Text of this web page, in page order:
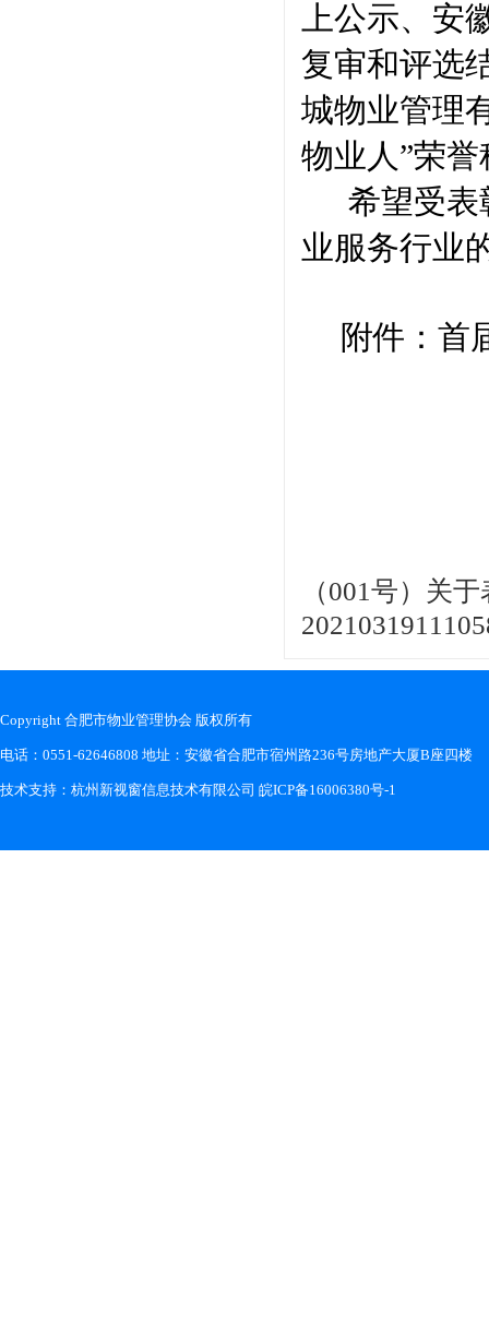
上公示、安
复审和评选
城物业管理
物业人 ”荣
希望受表
业服务行业
附件： 首
（001号）关
Copyright 合肥市物业管理协会 版权所有
电话：0551-62646808 地址：安徽省合肥市宿州路236号房地产大厦B座四楼
技术支持： 杭州新视窗信息技术有限公司 皖ICP备16006380号-1